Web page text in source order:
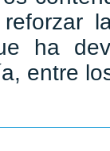
ha
entre